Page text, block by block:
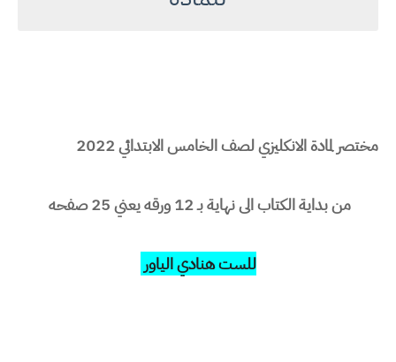
مختصر لمادة الانكليزي لصف الخامس الابتدائي 2022
من بداية الكتاب الى نهاية بـ 12 ورقه يعني 25 صفحه
للست هنادي الياور